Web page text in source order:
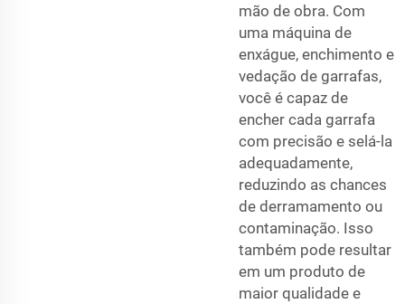
mão de obra. Com
uma máquina de
enxágue, enchimento e
vedação de garrafas,
você é capaz de
encher cada garrafa
com precisão e selá-la
adequadamente,
reduzindo as chances
de derramamento ou
contaminação. Isso
também pode resultar
em um produto de
maior qualidade e